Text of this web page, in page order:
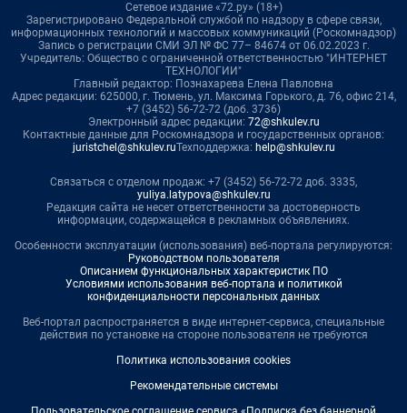
Сетевое издание «72.ру» (18+)
Зарегистрировано Федеральной службой по надзору в сфере связи,
информационных технологий и массовых коммуникаций (Роскомнадзор)
Запись о регистрации СМИ ЭЛ № ФС 77– 84674 от 06.02.2023 г.
Учредитель: Общество с ограниченной ответственностью "ИНТЕРНЕТ
ТЕХНОЛОГИИ"
Главный редактор: Познахарева Елена Павловна
Адрес редакции: 625000, г. Тюмень, ул. Максима Горького, д. 76, офис 214,
+7 (3452) 56-72-72 (доб. 3736)
Электронный адрес редакции: 72@shkulev.ru
Контактные данные для Роскомнадзора и государственных органов:
juristchel@shkulev.ruТехподдержка: help@shkulev.ru
Связаться с отделом продаж: +7 (3452) 56-72-72 доб. 3335,
yuliya.latypova@shkulev.ru
Редакция сайта не несет ответственности за достоверность
информации, содержащейся в рекламных объявлениях.
Особенности эксплуатации (использования) веб-портала регулируются:
Руководством пользователя
Описанием функциональных характеристик ПО
Условиями использования веб-портала и политикой
конфиденциальности персональных данных
Веб-портал распространяется в виде интернет-сервиса, специальные
действия по установке на стороне пользователя не требуются
Политика использования cookies
Рекомендательные системы